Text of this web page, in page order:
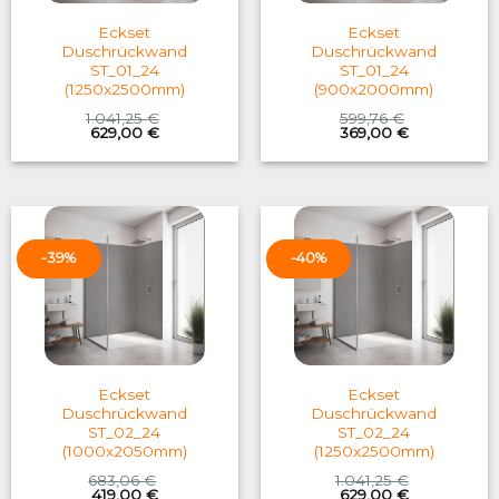
Eckset
Duschrückwand
ST_01_24
(1250x2500mm)
1.041,25€
Original
price
was:
629,00 €Current
is:
Eckset
Duschrückwand
ST_01_24
(900x2000mm)
599,76€
Original
price
was:
369,00 €Current
is:
-39%
Eckset
Duschrückwand
ST_02_24
(1000x2050mm)
683,06€
Original
419,00 €Current
-40%
Eckset
Duschrückwand
ST_02_24
(1250x2500mm)
1.041,25€
Original
629,00 €Current